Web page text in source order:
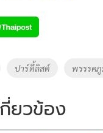
tt
er
p
y
Li
k
ปาร์ตี้ลิสต์ พรรรค
ยวข้อง